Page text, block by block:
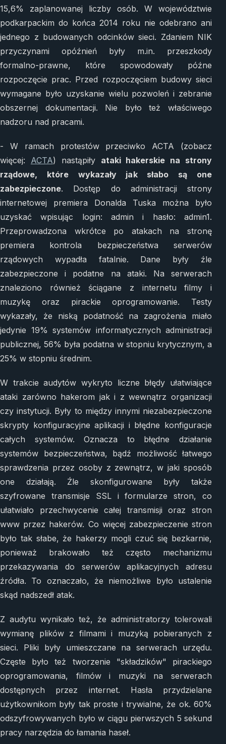
15,6% zaplanowanej liczby osób. W województwie
podkarpackim do końca 2014 roku nie odebrano ani
jednego z budowanych odcinków sieci. Zdaniem NIK
przyczynami opóźnień były m.in. przeszkody
formalno-prawne, które spowodowały późne
rozpoczęcie prac. Przed rozpoczęciem budowy sieci
wymagane było uzyskanie wielu pozwoleń i zebranie
obszernej dokumentacji. Nie było też właściwego
nadzoru nad pracami.
- W ramach protestów przeciwko ACTA (zobacz
więcej: ACTA) nastąpiły ataki hakerskie na strony
rządowe, które wykazały jak słabo są one
zabezpieczone. Dostęp do administracji strony
internetowej premiera Donalda Tuska można było
uzyskać wpisując login: admin i hasło: admin1.
Przeprowadzona wkrótce po atakach na stronę
premiera kontrola bezpieczeństwa serwerów
rządowych wypadła fatalnie. Dane były źle
zabezpieczone i podatne na ataki. Na serwerach
znaleziono również ściągane z internetu filmy i
muzykę oraz pirackie oprogramowanie. Testy
wykazały, że niską podatność na zagrożenia miało
jedynie 19% systemów informatycznych administracji
publicznej, 56% była podatna w stopniu krytycznym, a
25% w stopniu średnim.
W trakcie audytów wykryto liczne błędy ułatwiające
ataki zarówno hakerom jak i z wewnątrz organizacji
czy instytucji. Były to między innymi niezabezpieczone
skrypty konfiguracyjne aplikacji i błędne konfiguracje
całych systemów. Oznacza to błędne działanie
systemów bezpieczeństwa, bądź możliwość łatwego
sprawdzenia przez osoby z zewnątrz, w jaki sposób
one działają. Źle skonfigurowane były także
szyfrowane transmisje SSL i formularze stron, co
ułatwiało przechwycenie całej transmisji oraz stron
www przez hakerów. Co więcej zabezpieczenie stron
było tak słabe, że hakerzy mogli czuć się bezkarnie,
ponieważ brakowało też często mechanizmu
przekazywania do serwerów aplikacyjnych adresu
źródła. To oznaczało, że niemożliwe było ustalenie
skąd nadszedł atak.
Z audytu wynikało też, że administratorzy tolerowali
wymianę plików z filmami i muzyką pobieranych z
sieci. Pliki były umieszczane na serwerach urzędu.
Częste było też tworzenie "składzików" pirackiego
oprogramowania, filmów i muzyki na serwerach
dostępnych przez internet. Hasła przydzielane
użytkownikom były tak proste i trywialne, że ok. 60%
odszyfrowywanych było w ciągu pierwszych 5 sekund
pracy narzędzia do łamania haseł.